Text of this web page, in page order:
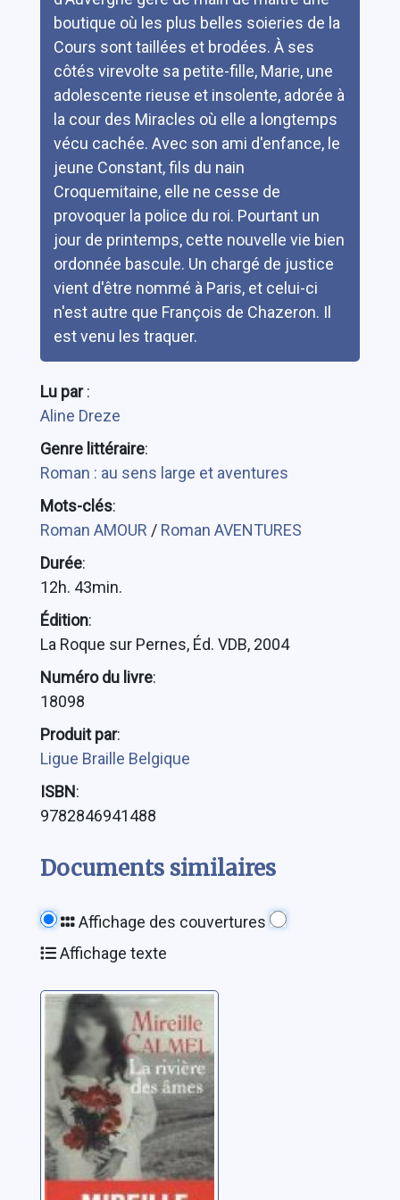
boutique où les plus belles soieries de la
Cours sont taillées et brodées. À ses
côtés virevolte sa petite-fille, Marie, une
adolescente rieuse et insolente, adorée à
la cour des Miracles où elle a longtemps
vécu cachée. Avec son ami d'enfance, le
jeune Constant, fils du nain
Croquemitaine, elle ne cesse de
provoquer la police du roi. Pourtant un
jour de printemps, cette nouvelle vie bien
ordonnée bascule. Un chargé de justice
vient d'être nommé à Paris, et celui-ci
n'est autre que François de Chazeron. Il
est venu les traquer.
Lu par:
Aline Dreze
Genre littéraire:
Roman : au sens large et aventures
Mots-clés:
Roman AMOUR / Roman AVENTURES
Durée:
12h. 43min.
Édition:
La Roque sur Pernes, Éd. VDB, 2004
Numéro du livre:
18098
Produit par:
Ligue Braille Belgique
ISBN:
9782846941488
Documents similaires
Affichage des couvertures
Affichage texte
La rivière des
âmes
Calmel, Mireille